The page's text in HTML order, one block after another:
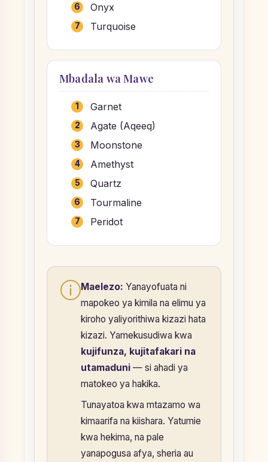
Onyx
Turquoise
Mbadala wa Mawe
Garnet
Agate (Aqeeq)
Moonstone
Amethyst
Quartz
Tourmaline
Peridot
Maelezo: Yanayofuata ni
mapokeo ya kimila na elimu ya
kiroho yaliyorithiwa kizazi hata
kizazi. Yamekusudiwa kwa
kujifunza, kujitafakari na
utamaduni — si ahadi ya
matokeo ya hakika.
Tunayatoa kwa mtazamo wa
kimaarifa na kiishara. Yatumie
kwa hekima, na pale
yanapogusa afya, sheria au